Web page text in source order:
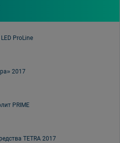
ProLine
2017
PRIME
TETRA 2017